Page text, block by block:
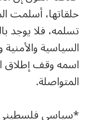
حلقاتها، أسلمت
تسلمه، فلا يوجد
السياسية
اسمه وقف إطلاق
المتواصلة.
*سياسي فلسطيني